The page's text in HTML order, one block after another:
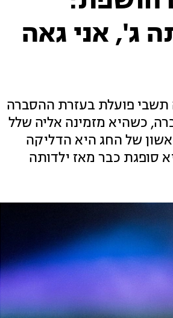
ג', אני גאה
תשבי פועלת בעזרת ההסברה
כשהיא מזמינה אליה שלל
של החג היא הדליקה
סופגת כבר מאז ילדותה